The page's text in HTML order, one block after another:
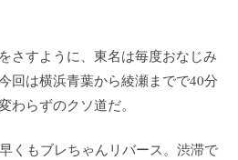
さすように、東名は毎度おなじみ
回は横浜青葉から綾瀬までで40分
わらずのクソ道だ。
くもブレちゃんリバース。渋滞で